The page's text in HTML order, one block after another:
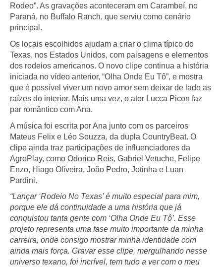
Rodeo”. As gravações aconteceram em Carambeí, no
Paraná, no Buffalo Ranch, que serviu como cenário
principal.
Os locais escolhidos ajudam a criar o clima típico do
Texas, nos Estados Unidos, com paisagens e elementos
dos rodeios americanos. O novo clipe continua a história
iniciada no vídeo anterior, “Olha Onde Eu Tô”, e mostra
que é possível viver um novo amor sem deixar de lado as
raízes do interior. Mais uma vez, o ator Lucca Picon faz
par romântico com Ana.
A música foi escrita por Ana junto com os parceiros
Mateus Felix e Léo Souzza, da dupla CountryBeat. O
clipe ainda traz participações de influenciadores da
AgroPlay, como Odorico Reis, Gabriel Vetuche, Felipe
Enzo, Hiago Oliveira, João Pedro, Jotinha e Luan
Pardini.
“Lançar ‘Rodeio No Texas’ é muito especial para mim,
porque ele dá continuidade a uma história que já
conquistou tanta gente com ‘Olha Onde Eu Tô’. Esse
projeto representa uma fase muito importante da minha
carreira, onde consigo mostrar minha identidade com
ainda mais força. Gravar esse clipe, mergulhando nesse
universo texano, foi incrível, tem tudo a ver com o meu